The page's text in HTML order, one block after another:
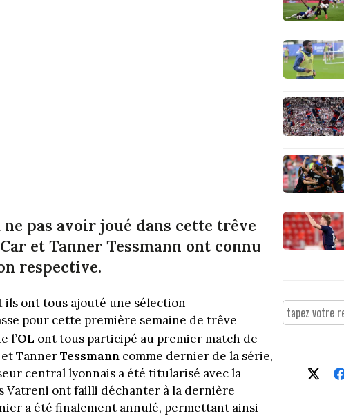
ne pas avoir joué dans cette trêve
et Tanner Tessmann ont connu
respective.
ont tous ajouté une sélection
pour cette première semaine de trêve
l’OL ont tous participé au premier match de
et TannerTessmann comme dernier de la série,
central lyonnais a été titularisé avec la
Vatreni ont failli déchanter à la dernière
a été finalement annulé, permettant ainsi